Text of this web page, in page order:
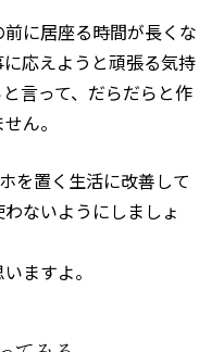
に居座る時間が長くな
応えようと頑張る気持
言って、だらだらと作
ん。
を置く生活に改善して
ないようにしましょ
ますよ。